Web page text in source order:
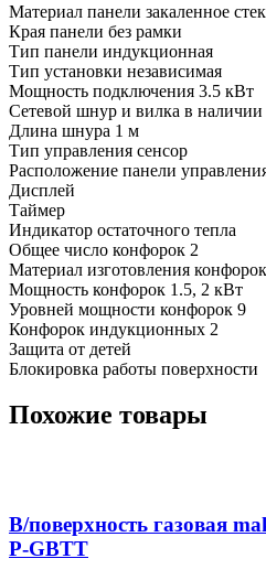
Материал панели закаленное
Края панели без рамки
Тип панели индукционная
Тип установки независимая
Мощность подключения 3.5 кВт
Сетевой шнур и вилка в наличии
Длина шнура 1 м
Тип управления сенсор
Расположение панели
Дисплей
Таймер
Индикатор остаточного тепла
Общее число конфорок 2
Материал изготовления
Мощность конфорок 1.5, 2 кВт
Уровней мощности конфорок 9
Конфорок индукционных 2
Защита от детей
Блокировка работы поверхности
Похожие товары
В/поверхность газовая
P-GBTT